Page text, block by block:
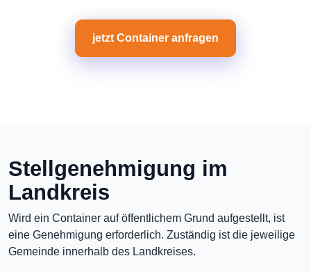
jetzt Container anfragen
Stellgenehmigung im
Landkreis
Wird ein Container auf öffentlichem Grund aufgestellt, ist
eine Genehmigung erforderlich. Zuständig ist die jeweilige
Gemeinde innerhalb des Landkreises.